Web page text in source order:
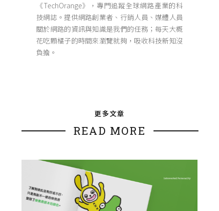
《TechOrange》，專門追蹤全球網路產業的科
技網誌。提供網路創業者、行銷人員、媒體人員
關於網路的資訊與知識是我們的任務；每天大概
花吃顆橘子的時間來瀏覽就夠，吸收科技新知沒
負擔。
更多文章
READ MORE